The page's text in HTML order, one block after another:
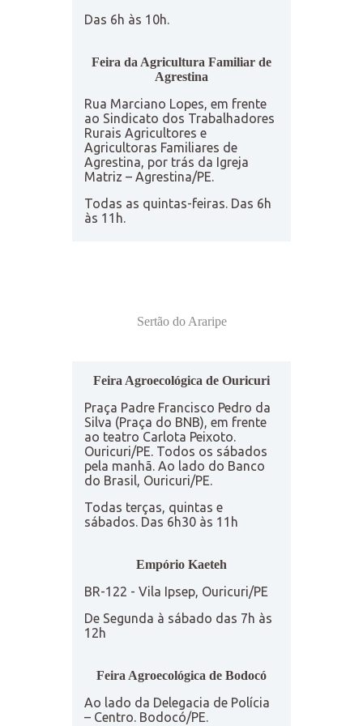
Das 6h às 10h.
Feira da Agricultura Familiar de
Agrestina
Rua Marciano Lopes, em frente
ao Sindicato dos Trabalhadores
Rurais Agricultores e
Agricultoras Familiares de
Agrestina, por trás da Igreja
Matriz – Agrestina/PE.
Todas as quintas-feiras. Das 6h
às 11h.
Sertão do Araripe
Feira Agroecológica de Ouricuri
Praça Padre Francisco Pedro da
Silva (Praça do BNB), em frente
ao teatro Carlota Peixoto.
Ouricuri/PE. Todos os sábados
pela manhã. Ao lado do Banco
do Brasil, Ouricuri/PE.
Todas terças, quintas e
sábados. Das 6h30 às 11h
Empório Kaeteh
BR-122 - Vila Ipsep, Ouricuri/PE
De Segunda à sábado das 7h às
12h
Feira Agroecológica de Bodocó
Ao lado da Delegacia de Polícia
– Centro. Bodocó/PE.